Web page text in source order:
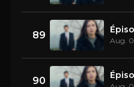
89 Aug.
90